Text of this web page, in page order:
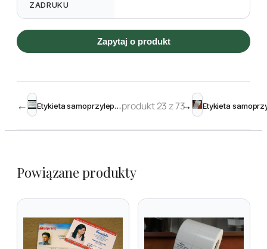
ZADRUKU
Zapytaj o produkt
← Etykieta samoprzylepna TT 100 x 140 mm rolka 1000 szt.produkt 23 z 73→
Powiązane produkty